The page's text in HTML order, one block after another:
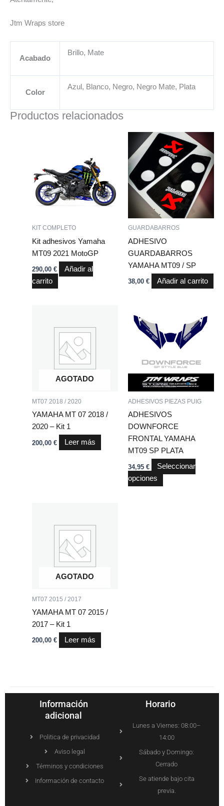
Jtm Wraps store
Acabado
Brillo, Mate
Color
Azul, Blanco, Negro, Negro Mate, Plata
Productos relacionados
KIT COMPLETO
Kit adhesivos Yamaha
MT09 2021 MotoGP
290,00 €
Añadir al
carrito
GUARDABARROS
ADHESIVO
GUARDABARROS
YAMAHA MT09 / SP
38,00 € Añadir al carrito
AGOTADO
MT07 2018 / 2020
YAMAHA MT 07 2018 /
2020 – Kit 1
200,00 € Leer más
ADHESIVOS PIEZAS PUIG
ADHESIVOS
DOWNFORCE
FRONTAL YAMAHA
MT09 SP PLATA
34,95 €
Seleccionar
opciones
producto
tiene
múltiples
variantes.
opciones
elegir
en
la
página
de
AGOTADO
MT07 2015 / 2017
YAMAHA MT 07 2015 /
2017 – Kit 1
200,00 € Leer más
Información
adicional
Politica de privacidad
Aviso legal
Términos y condiciones
Información de contacto
Horario
Lunes a Viernes: 08:00–
14:00
Sábado y Domingo:
Cerrado
Se atiende bajo cita
previa.